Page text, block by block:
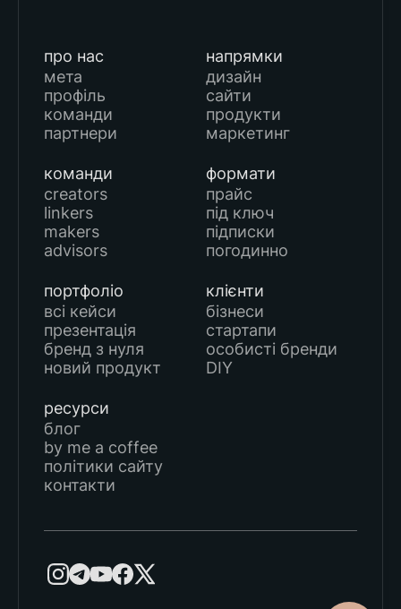
про нас
мета
профіль
команди
партнери
напрямки
дизайн
сайти
продукти
маркетинг
команди
creators
linkers
makers
advisors
формати
прайс
під ключ
підписки
погодинно
портфоліо
всі кейси
презентація
бренд з нуля
новий продукт
клієнти
бізнеси
стартапи
особисті бренди
DIY
ресурси
блог
by me a coffee
політики сайту
контакти